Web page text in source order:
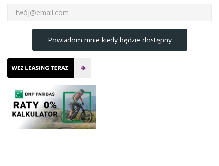
Powiadom mnie kiedy będzie dostępny